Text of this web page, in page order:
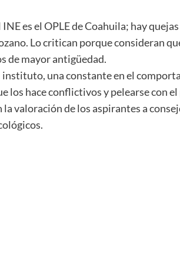
es el OPLE de Coahuila; hay
Lo critican porque consideran
de mayor antigüedad.
una constante en el
los hace conflictivos y pelearse con
la valoración de los aspirantes a